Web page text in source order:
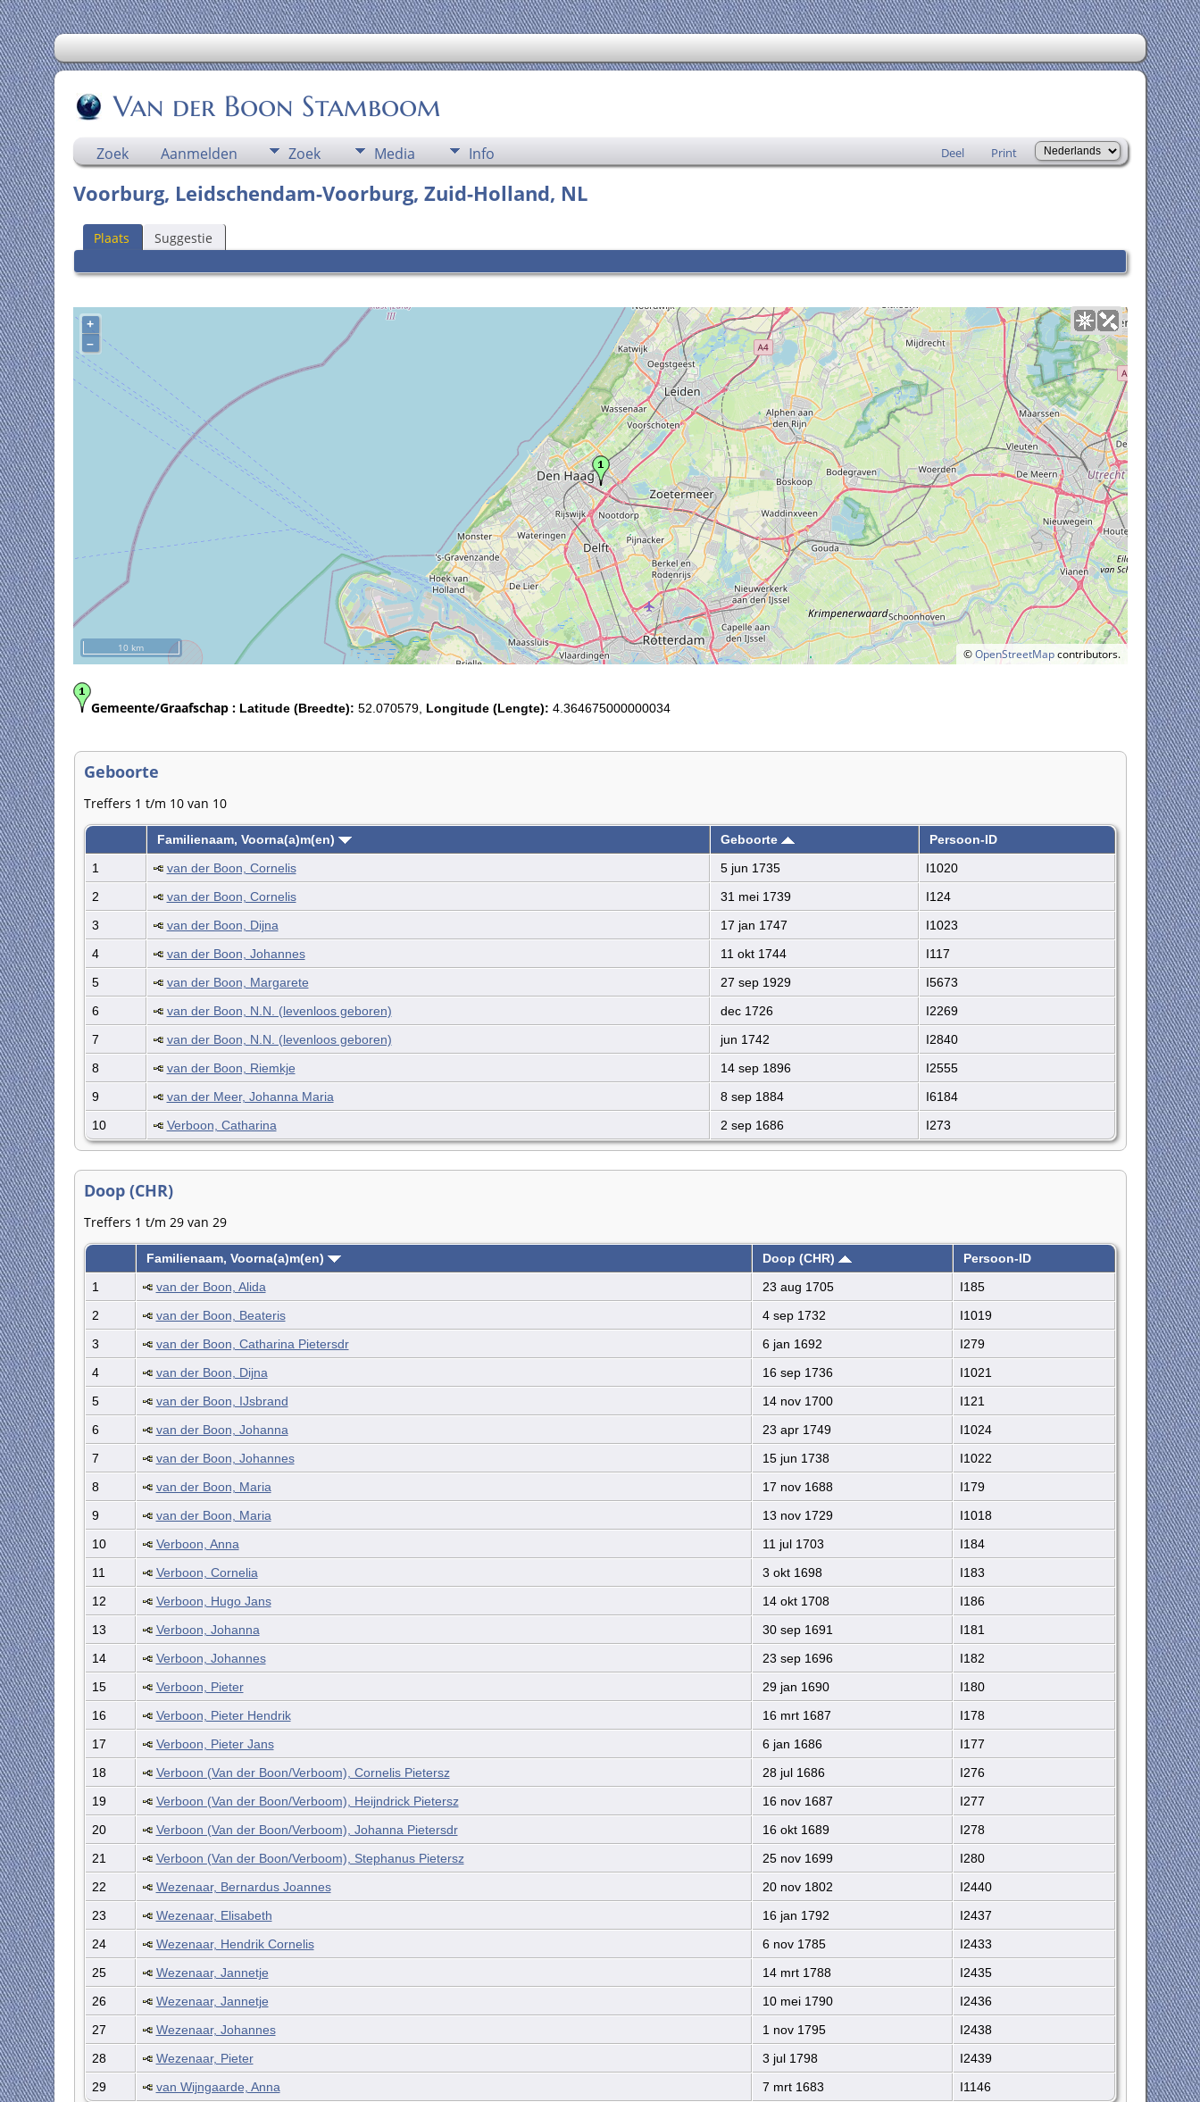
Van der Boon Stamboom
Zoek Aanmelden Zoek Media Info Deel Print
Voorburg, Leidschendam-Voorburg, Zuid-Holland, NL
Plaats Suggestie
+
–
©OpenStreetMapcontributors.
10 km
Gemeente/Graafschap : Latitude (Breedte): 52.070579, Longitude (Lengte): 4.364675000000034
Geboorte
Treffers 1 t/m 10 van 10
Familienaam, Voorna(a)m(en) Geboorte
Persoon-ID
1
van der Boon, Cornelis 5 jun 1735
I1020
2
van der Boon, Cornelis 31 mei 1739
I124
3
van der Boon, Dijna 17 jan 1747
I1023
4
van der Boon, Johannes 11 okt 1744
I117
5
van der Boon, Margarete 27 sep 1929
I5673
6
van der Boon, N.N. (levenloos geboren) dec 1726
I2269
7
van der Boon, N.N. (levenloos geboren) jun 1742
I2840
8
van der Boon, Riemkje 14 sep 1896
I2555
9
van der Meer, Johanna Maria 8 sep 1884
I6184
10
Verboon, Catharina 2 sep 1686 I273
Doop (CHR)
Treffers 1 t/m 29 van 29
Familienaam, Voorna(a)m(en) Doop (CHR)
Persoon-ID
1
van der Boon, Alida 23 aug 1705
I185
2
van der Boon, Beateris 4 sep 1732
I1019
3
van der Boon, Catharina Pietersdr 6 jan 1692
I279
4
van der Boon, Dijna 16 sep 1736
I1021
5
van der Boon, IJsbrand 14 nov 1700
I121
6
van der Boon, Johanna 23 apr 1749
I1024
7
van der Boon, Johannes 15 jun 1738
I1022
8
van der Boon, Maria 17 nov 1688
I179
9
van der Boon, Maria 13 nov 1729
I1018
10
Verboon, Anna 11 jul 1703
I184
11
Verboon, Cornelia 3 okt 1698
I183
12
Verboon, Hugo Jans 14 okt 1708
I186
13
Verboon, Johanna 30 sep 1691
I181
14
Verboon, Johannes 23 sep 1696
I182
15
Verboon, Pieter 29 jan 1690
I180
16
Verboon, Pieter Hendrik 16 mrt 1687
I178
17
Verboon, Pieter Jans 6 jan 1686
I177
18
Verboon (Van der Boon/Verboom), Cornelis Pietersz 28 jul 1686
I276
19
Verboon (Van der Boon/Verboom), Heijndrick Pietersz 16 nov 1687
I277
20
Verboon (Van der Boon/Verboom), Johanna Pietersdr 16 okt 1689
I278
21
Verboon (Van der Boon/Verboom), Stephanus Pietersz 25 nov 1699
I280
22
Wezenaar, Bernardus Joannes 20 nov 1802
I2440
23
Wezenaar, Elisabeth 16 jan 1792
I2437
24
Wezenaar, Hendrik Cornelis 6 nov 1785
I2433
25
Wezenaar, Jannetje 14 mrt 1788
I2435
26
Wezenaar, Jannetje 10 mei 1790
I2436
27
Wezenaar, Johannes 1 nov 1795
I2438
28
Wezenaar, Pieter 3 jul 1798
I2439
29
van Wijngaarde, Anna 7 mrt 1683 I1146